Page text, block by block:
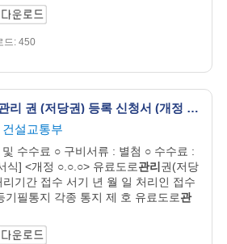
드: 450
유료 도로 관리 권 (저당권) 등록 신청서 (개정 01.10.19)
건설교통부
수수료 ○ 구비서류 : 별첨 ○ 수수료 :
식] <개정 ○.○.○> 유료도로관리권(저당
기간 접수 서기 년 월 일 처리인 접수
필통지 각종 통지 제 호 유료도로관